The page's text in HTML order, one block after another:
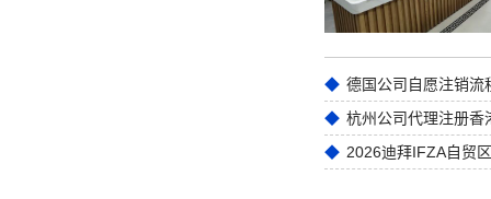
德国公司自愿注销流
2026迪拜IFZA自贸